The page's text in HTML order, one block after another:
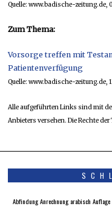
Quelle: www.badische-zeitung.de,
Zum Thema:
Vorsorge treffen mit
Patientenverfügung
Quelle: www.badische-zeitung.de,
Alle aufgeführten Links sind mit
Anbieters versehen. Die Rechte
AbfindungAnrechnungarabisch Auflage